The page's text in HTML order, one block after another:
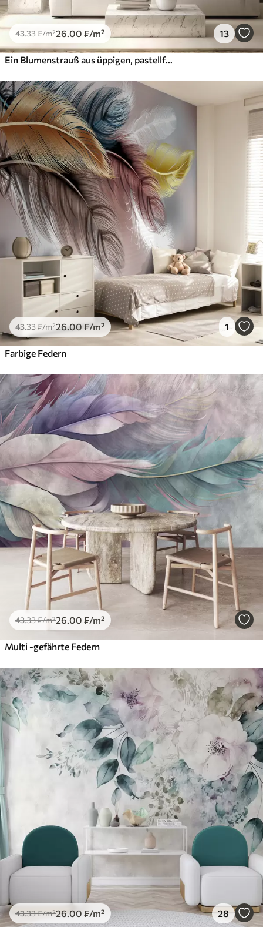
43.33₣/m²26 .00 ₣/m² 13
Ein Blumenstrauß aus üppigen, pastellfarbenen Pfingstrosen und anderen Blumen vor einem weichen, unscharfen Hintergrund
43.33₣/m²26.00 ₣/m² 1
Farbige Federn
43.33₣/m²26 .00 ₣/m²
Multi -gefährte Federn
43.33₣/m²26 .00 ₣/m² 28